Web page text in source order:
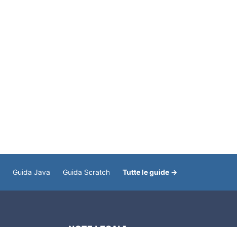
Guida Java Guida Scratch Tutte le guide →